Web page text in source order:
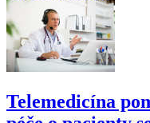
Telemedicína